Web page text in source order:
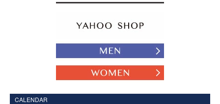
CALENDAR